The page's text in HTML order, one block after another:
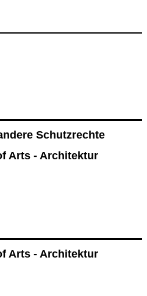
Schutzrechte
Arts - Architektur
Arts - Architektur